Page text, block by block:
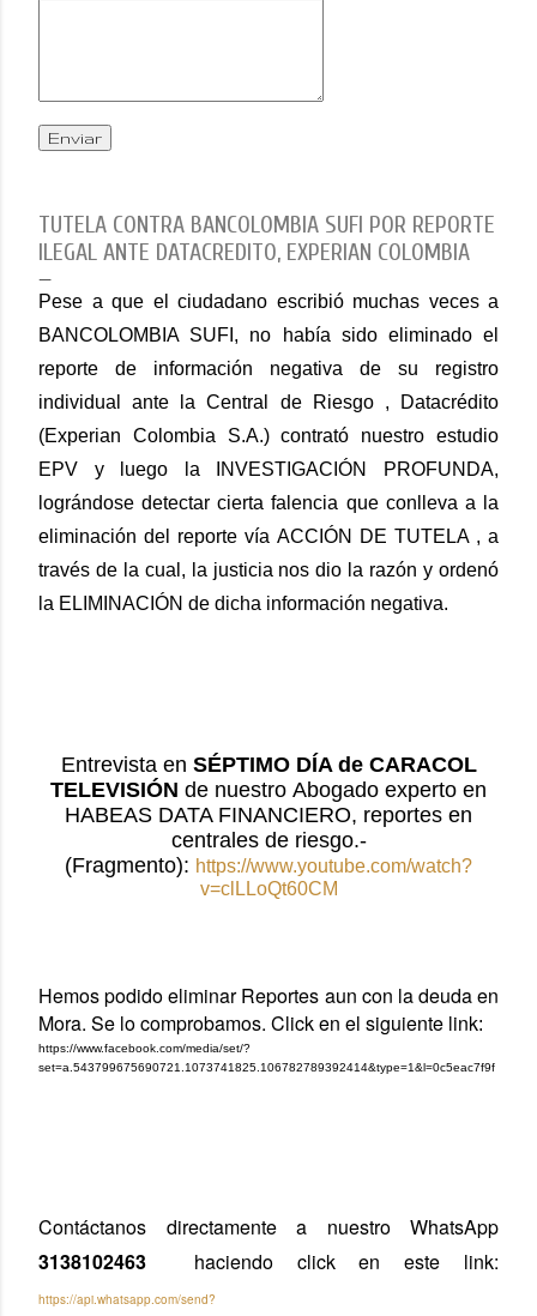
TUTELA CONTRA BANCOLOMBIA SUFI POR REPORTE
ILEGAL ANTE DATACREDITO, EXPERIAN COLOMBIA
Pese a que el ciudadano escribió muchas veces a
BANCOLOMBIA SUFI, no había sido eliminado el
reporte de información negativa de su registro
individual ante la Central de Riesgo , Datacrédito
(Experian Colombia S.A.) contrató nuestro estudio
EPV y luego la INVESTIGACIÓN PROFUNDA,
lográndose detectar cierta falencia que conlleva a la
eliminación del reporte vía ACCIÓN DE TUTELA , a
través de la cual, la justicia nos dio la razón y ordenó
la ELIMINACIÓN de dicha información negativa.
Entrevista en SÉPTIMODÍA de CARACOL
TELEVISIÓN de nuestro Abogado experto en
HABEAS DATA FINANCIERO, reportes en
centrales de riesgo.-
(Fragmento): https://www.youtube.com/watch?
v=clLLoQt60CM
Hemos podido eliminar Reportes aun con la deuda en
Mora. Se lo comprobamos. Click en el siguiente link:
https://www.facebook.com/media/set/?
set=a.543799675690721.1073741825.106782789392414&type=1&l=0c5eac7f9f
3138102463
https://api.whatsapp.com/send?